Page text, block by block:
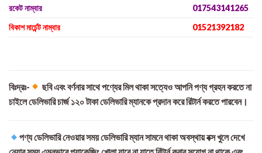
রকেট নাম্বার
017543141265
বিকাশ মার্চেন্ট নাম্বার
01521392182
বিঃদ্রঃ-
ছবি এবং বর্ণনার সাথে পণ্যের মিল থাকা সত্যেও আপনি পণ্য গ্রহন করতে না
চাইলে ডেলিভারি চার্জ ১২০ টাকা ডেলিভারি ম্যানকে প্রদান করে রিটার্ন করতে পারবেন।
পণ্য ডেলিভারি নেওয়ার সময় ডেলিভারি ম্যান সামনে থাকা অবস্থায় বক্স খুলে দেখে